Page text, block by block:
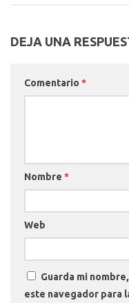
DEJA UNA
Comentario *
Nombre *
Web
Guarda mi
este navegador para